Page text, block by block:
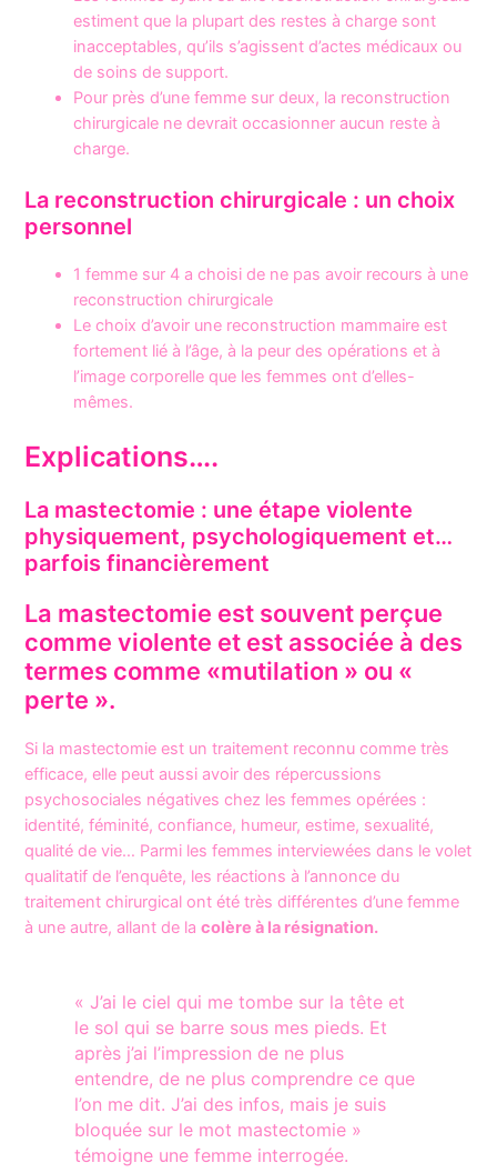
estiment que la plupart des restes à charge sont
inacceptables, qu’ils s’agissent d’actes médicaux ou
de soins de support.
Pour près d’une femme sur deux, la reconstruction
chirurgicale ne devrait occasionner aucun reste à
charge.
La reconstruction chirurgicale : un choix
personnel
1 femme sur 4 a choisi de ne pas avoir recours à une
reconstruction chirurgicale
Le choix d’avoir une reconstruction mammaire est
fortement lié à l’âge, à la peur des opérations et à
l’image corporelle que les femmes ont d’elles-
mêmes.
Explications….
La mastectomie : une étape violente
physiquement, psychologiquement et…
parfois financièrement
La mastectomie est souvent perçue
comme violente et est associée à des
termes comme «mutilation » ou «
perte ».
Si la mastectomie est un traitement reconnu comme très
efficace, elle peut aussi avoir des répercussions
psychosociales négatives chez les femmes opérées :
identité, féminité, confiance, humeur, estime, sexualité,
qualité de vie… Parmi les femmes interviewées dans le volet
qualitatif de l’enquête, les réactions à l’annonce du
traitement chirurgical ont été très différentes d’une femme
à une autre, allant de lacolère à la résignation.
« J’ai le ciel qui me tombe sur la tête et
le sol qui se barre sous mes pieds. Et
après j’ai l’impression de ne plus
entendre, de ne plus comprendre ce que
l’on me dit. J’ai des infos, mais je suis
bloquée sur le mot mastectomie »
témoigne une femme interrogée.